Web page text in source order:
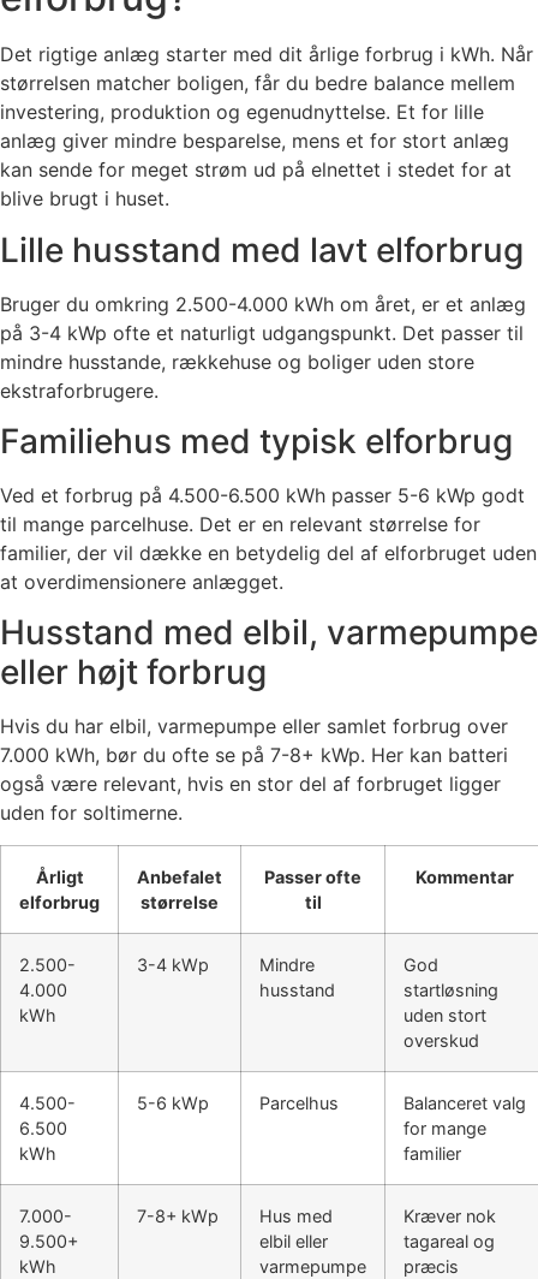
Det rigtige anlæg starter med dit årlige forbrug i kWh. Når
størrelsen matcher boligen, får du bedre balance mellem
investering, produktion og egenudnyttelse. Et for lille
anlæg giver mindre besparelse, mens et for stort anlæg
kan sende for meget strøm ud på elnettet i stedet for at
blive brugt i huset.
Lille husstand med lavt elforbrug
Bruger du omkring 2.500-4.000 kWh om året, er et anlæg
på 3-4 kWp ofte et naturligt udgangspunkt. Det passer til
mindre husstande, rækkehuse og boliger uden store
ekstraforbrugere.
Familiehus med typisk elforbrug
Ved et forbrug på 4.500-6.500 kWh passer 5-6 kWp godt
til mange parcelhuse. Det er en relevant størrelse for
familier, der vil dække en betydelig del af elforbruget uden
at overdimensionere anlægget.
Husstand med elbil, varmepumpe
eller højt forbrug
Hvis du har elbil, varmepumpe eller samlet forbrug over
7.000 kWh, bør du ofte se på 7-8+ kWp. Her kan batteri
også være relevant, hvis en stor del af forbruget ligger
uden for soltimerne.
Årligt
elforbrug
Anbefalet
størrelse
Passer ofte
til
Kommentar
2.500-
4.000
kWh
3-4 kWp
Mindre
husstand
God
startløsning
uden stort
overskud
4.500-
6.500
kWh
5-6 kWp Parcelhus
Balanceret valg
for mange
familier
7.000-
9.500+
kWh
7-8+ kWp
Hus med
elbil eller
varmepumpe
Kræver nok
tagareal og
præcis